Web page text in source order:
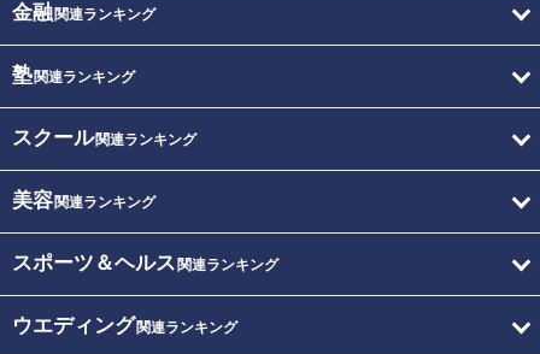
金融関連ランキング
塾関連ランキング
スクール関連ランキング
美容関連ランキング
スポーツ＆ヘルス 関連ランキング
ウエディング関連ランキング